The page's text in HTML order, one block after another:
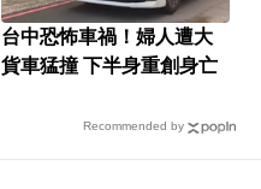
台中恐怖車禍！婦人遭大
貨車猛撞 下半身重創身亡
Recommended by